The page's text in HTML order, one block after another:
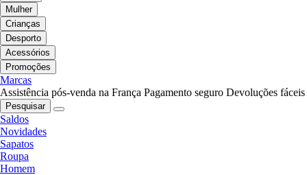
Mulher
Crianças
Desporto
Acessórios
Promoções
Marcas
Assistência pós-venda na França Pagamento seguro Devoluções fáceis
Pesquisar
Saldos
Novidades
Sapatos
Roupa
Homem